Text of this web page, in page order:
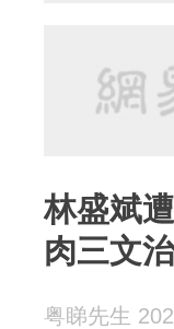
林盛斌
肉三文治
粤睇先生